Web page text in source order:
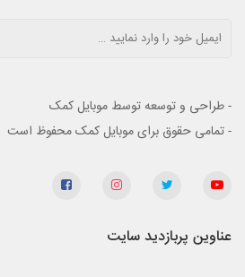
- طراحی و توسعه توسط موبایل کمک
- تمامی حقوق برای موبایل کمک محفوظ است
عناوین پربازدید سایت